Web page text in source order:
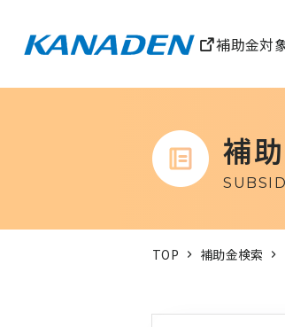
補助金対
補
TOP 補助金検索